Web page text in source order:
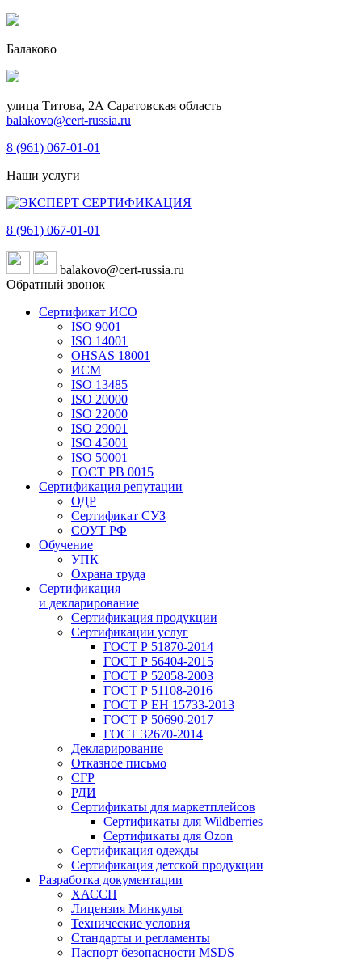
Балаково
улица Титова, 2А Саратовская область
balakovo@cert-russia.ru
8 (961) 067-01-01
Наши услуги
8 (961) 067-01-01
balakovo@cert-russia.ru
Обратный звонок
Сертификат ИСО
ISO 9001
ISO 14001
OHSAS 18001
ИСМ
ISO 13485
ISO 20000
ISO 22000
ISO 29001
ISO 45001
ISO 50001
ГОСТ РВ 0015
Сертификация репутации
ОДР
Сертификат СУЗ
СОУТ РФ
Обучение
УПК
Охрана труда
Сертификация
и декларирование
Сертификация продукции
Сертификации услуг
ГОСТ Р 51870-2014
ГОСТ Р 56404-2015
ГОСТ Р 52058-2003
ГОСТ Р 51108-2016
ГОСТ Р ЕН 15733-2013
ГОСТ Р 50690-2017
ГОСТ 32670-2014
Декларирование
Отказное письмо
СГР
РДИ
Сертификаты для маркетплейсов
Сертификаты для Wildberries
Сертификаты для Ozon
Сертификация одежды
Сертификация детской продукции
Разработка документации
ХАССП
Лицензия Минкульт
Технические условия
Стандарты и регламенты
Паспорт безопасности MSDS